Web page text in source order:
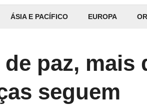
ÁSIA E PACÍFICO EUROPA
paz, mais
seguem